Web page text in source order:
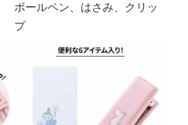
ボールペン、はさみ、クリッ
プ